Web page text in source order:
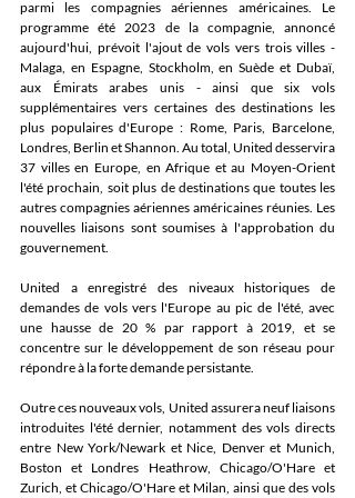
parmi les compagnies aériennes américaines. Le
programme été 2023 de la compagnie, annoncé
aujourd'hui, prévoit l'ajout de vols vers trois villes -
Malaga, en Espagne, Stockholm, en Suède et Dubaï,
aux Émirats arabes unis - ainsi que six vols
supplémentaires vers certaines des destinations les
plus populaires d'Europe : Rome, Paris, Barcelone,
Londres, Berlin et Shannon. Au total, United desservira
37 villes en Europe, en Afrique et au Moyen-Orient
l'été prochain, soit plus de destinations que toutes les
autres compagnies aériennes américaines réunies. Les
nouvelles liaisons sont soumises à l'approbation du
gouvernement.
United a enregistré des niveaux historiques de
demandes de vols vers l'Europe au pic de l'été, avec
une hausse de 20 % par rapport à 2019, et se
concentre sur le développement de son réseau pour
répondre à la forte demande persistante.
Outre ces nouveaux vols, United assurera neuf liaisons
introduites l'été dernier, notamment des vols directs
entre New York/Newark et Nice, Denver et Munich,
Boston et Londres Heathrow, Chicago/O'Hare et
Zurich, et Chicago/O'Hare et Milan, ainsi que des vols